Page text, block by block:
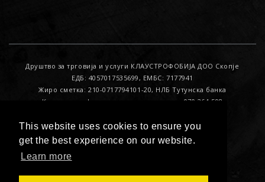
This website uses cookies to ensure you
get the best experience on our website.
Learn more
Друштво за трговија и услуги КЛАУСТРОФОБИЈА ДОО Скопје
ЕДБ: 4057017535699, ЕМБС: 7177941
Жиро сметка: 210-0717794101-20, НЛБ Тутунска банка
Контакт за офицер за лични податоци : 070 264 598
© 2017. All Rights Reserved. Developed by